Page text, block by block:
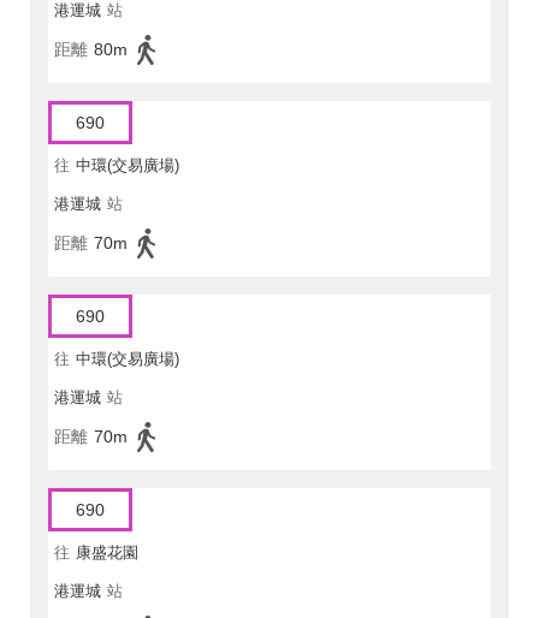
港運城 站
距離 80m
690
往 中環(交易廣場)
港運城 站
距離 70m
690
往 中環(交易廣場)
港運城 站
距離 70m
690
往 康盛花園
港運城 站